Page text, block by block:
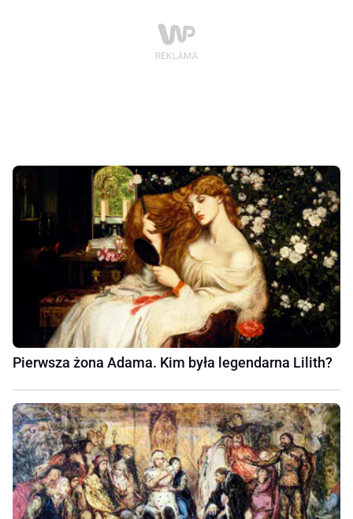
Pierwsza żona Adama. Kim była legendarna Lilith?